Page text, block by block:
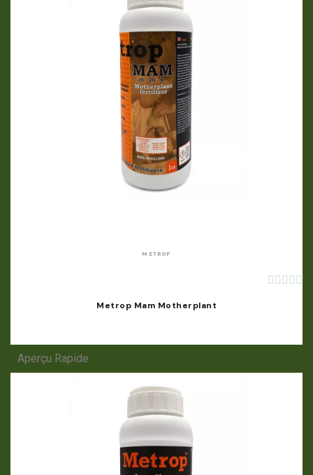
METROP
    
Metrop Mam Motherplant
Aperçu Rapide